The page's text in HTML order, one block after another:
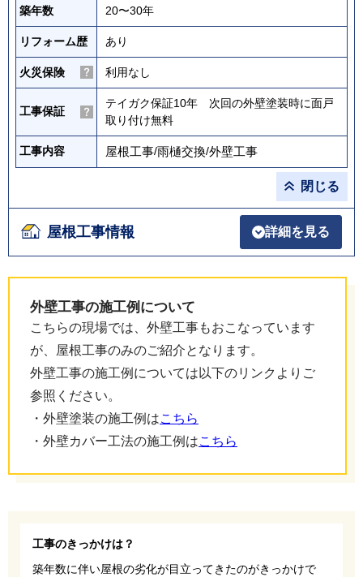
築年数 20〜30年
リフォーム歴 あり
火災保険 利用なし
工事保証
テイガク保証10年 次回の外壁塗装時に面戸
取り付け無料
工事内容 屋根工事/雨樋交換/外壁工事
閉じる
屋根工事情報 詳細を見る
外壁工事の施工例について
こちらの現場では、外壁工事もおこなっています
が、屋根工事のみのご紹介となります。
外壁工事の施工例については以下のリンクよりご
参照ください。
・外壁塗装の施工例はこちら
・外壁カバー工法の施工例はこちら
工事のきっかけは？
築年数に伴い屋根の劣化が目立ってきたのがきっかけで